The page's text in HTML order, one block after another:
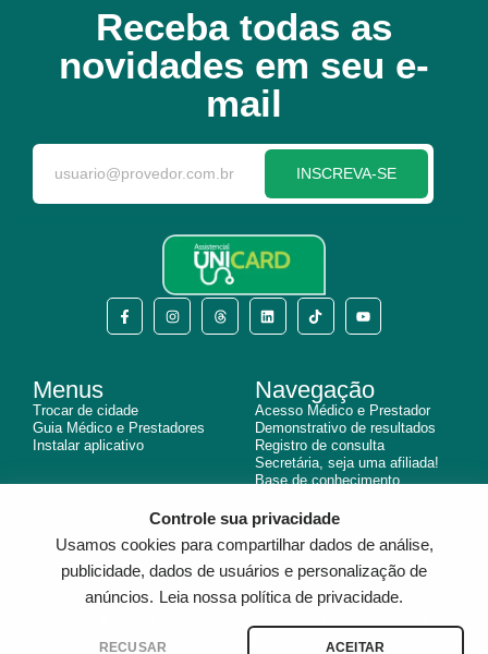
Controle sua privacidade
Usamos cookies para compartilhar dados de análise,
publicidade, dados de usuários e personalização de
anúncios. Leia nossa política de privacidade.
RECUSAR ACEITAR
Receba todas as
novidades em seu e-
mail
INSCREVA-SE
Menus
Trocar de cidade
Guia Médico e Prestadores
Instalar aplicativo
Navegação
Acesso Médico e Prestador
Demonstrativo de resultados
Registro de consulta
Secretária, seja uma afiliada!
Base de conhecimento
Políticas
Privacidade
Termo de Uso
© 2025 Assistencial Unicard.